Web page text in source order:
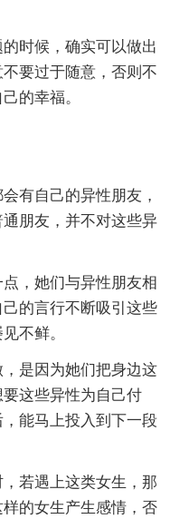
时候，确实可以做出
要过于随意，否则不
的幸福。
有自己的异性朋友，
朋友，并不对这些异
，她们与异性朋友相
的言行不断吸引这些
不鲜。
是因为她们把身边这
这些异性为自己付
能马上投入到下一段
若遇上这类女生，那
的女生产生感情，否